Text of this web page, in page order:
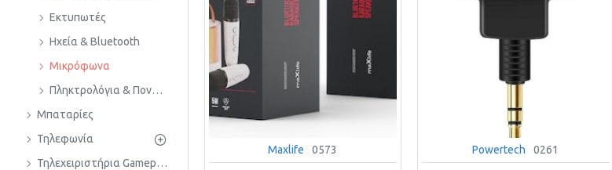
Εκτυπωτές
Ηχεία & Βluetooth
Μικρόφωνα
Πληκτρολόγια & Ποντίκια
Μπαταρίες
Τηλεφωνία
Τηλεχειριστήρια Gamepads &Τηλεόρασης
Maxlife 0573 Powertech 0261